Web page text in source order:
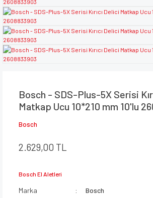
Bosch - SDS-Plus-5X Serisi
Matkap Ucu 10*210 mm 10'lu
Bosch
2.629,00 TL
Bosch El Aletleri
Marka
Bosch